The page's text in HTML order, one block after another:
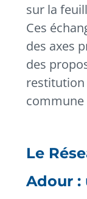
sur la
Ces
des axes
des
restitution
commune
Le
Adour :